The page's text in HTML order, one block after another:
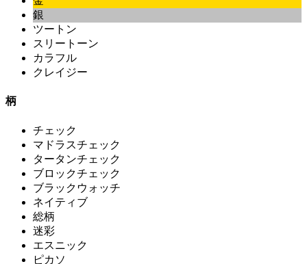
銀
ツートン
スリートーン
カラフル
クレイジー
柄
チェック
マドラスチェック
タータンチェック
ブロックチェック
ブラックウォッチ
ネイティブ
総柄
迷彩
エスニック
ピカソ